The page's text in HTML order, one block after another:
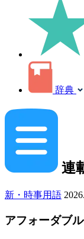
辞典
連
新・時事用語
アフォーダブ